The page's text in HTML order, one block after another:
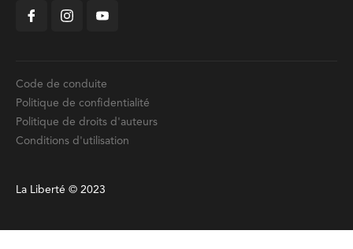
Code de conduite
Politique de confidentialité
Politique de droits d'auteurs
Conditions d'utilisation
La Liberté © 2023